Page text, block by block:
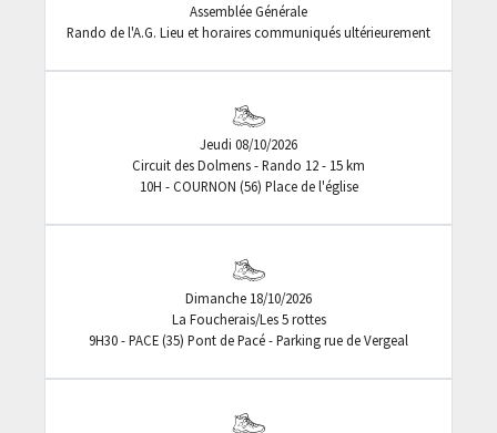
Assemblée Générale
Rando de l'A.G. Lieu et horaires communiqués ultérieurement
Jeudi 08/10/2026
Circuit des Dolmens - Rando 12 - 15 km
10H - COURNON (56) Place de l'église
Dimanche 18/10/2026
La Foucherais/Les 5 rottes
9H30 - PACE (35) Pont de Pacé - Parking rue de Vergeal